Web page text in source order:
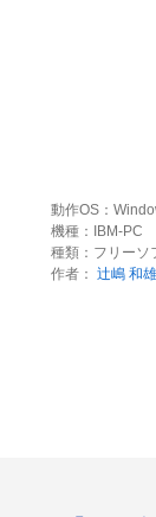
動作OS：
機種：IBM-PC
種類：フリーソ
作者： 辻嶋 和雄